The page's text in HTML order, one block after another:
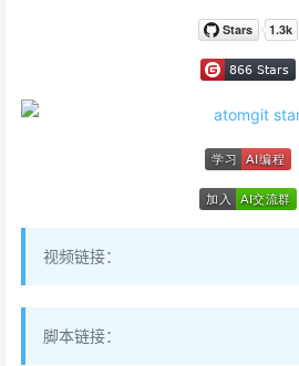
视频链接：
脚本链接：